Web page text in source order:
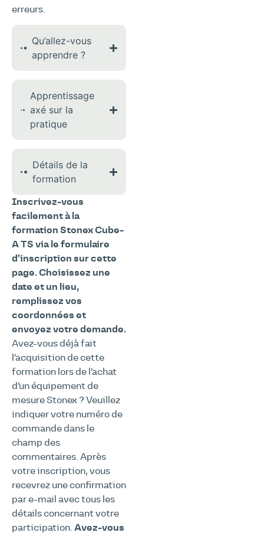
erreurs.
Qu’allez-vous
apprendre ?
Apprentissage
axé sur la
pratique
Détails de la
formation
Inscrivez-vous
facilement à la
formation Stonex Cube-
A TS via le formulaire
d’inscription sur cette
page. Choisissez une
date et un lieu,
remplissez vos
coordonnées et
envoyez votre demande.
Avez-vous déjà fait
l’acquisition de cette
formation lors de l’achat
d’un équipement de
mesure Stonex ? Veuillez
indiquer votre numéro de
commande dans le
champ des
commentaires. Après
votre inscription, vous
recevrez une confirmation
par e-mail avec tous les
détails concernant votre
participation. Avez-vous